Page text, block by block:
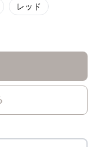
レッド